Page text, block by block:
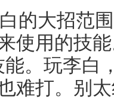
的大招范
使用的技
。玩李白
难打。别